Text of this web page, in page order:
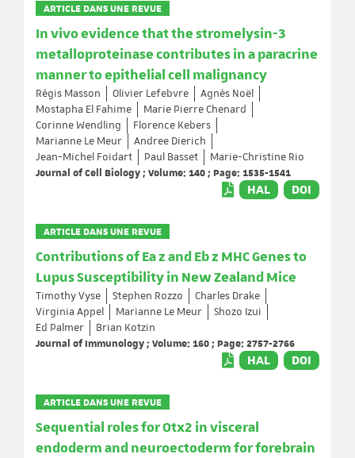
ARTICLE DANS UNE REVUE
In vivo evidence that the stromelysin-3
metalloproteinase contributes in a paracrine
manner to epithelial cell malignancy
Régis Masson Olivier Lefebvre
Agnès Noël
Mostapha El Fahime
Marie Pierre Chenard
Corinne Wendling
Florence Kebers
Marianne Le Meur
Andree Dierich
Jean-Michel Foidart
Paul Basset
Marie-Christine Rio
Journal of Cell Biology ; Volume: 140 ; Page: 1535-1541
HAL DOI
ARTICLE DANS UNE REVUE
Contributions of Ea z and Eb z MHC Genes to
Lupus Susceptibility in New Zealand Mice
Timothy Vyse Stephen Rozzo
Charles Drake
Virginia Appel
Marianne Le Meur
Shozo Izui
Ed Palmer
Brian Kotzin
Journal of Immunology ; Volume: 160 ; Page: 2757-2766
HAL DOI
ARTICLE DANS UNE REVUE
Sequential roles for Otx2 in visceral
endoderm and neuroectoderm for forebrain